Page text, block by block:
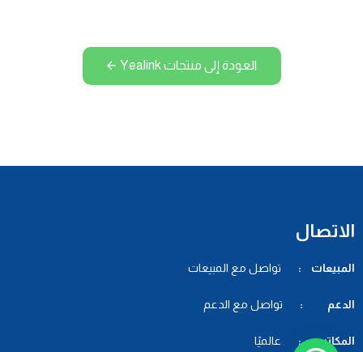
العودة إلى منتجات Yealink
الاتصال
المبيعات : تواصل مع المبيعات
الدعم : تواصل مع الدعم
المكاتب : عالميًا